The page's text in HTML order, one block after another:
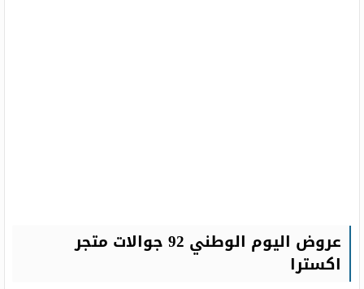
عروض اليوم الوطني 92 جوالات متجر
اكسترا